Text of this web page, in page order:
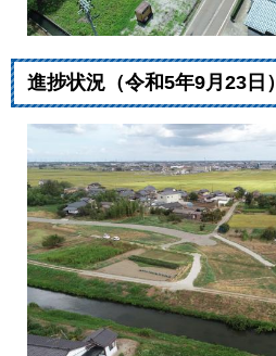
​進捗状況（令和5年9月23日）